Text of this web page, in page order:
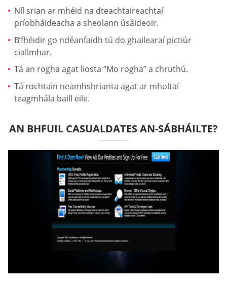
Níl srian ar mhéid na dteachtaireachtaí
príobháideacha a sheolann úsáideoir.
B’fhéidir go ndéanfaidh tú do ghailearaí pictiúr
ciallmhar.
Tá an rogha agat liosta “Mo rogha” a chruthú.
Tá rochtain neamhshrianta agat ar mholtaí
teagmhála baill eile.
AN BHFUIL СASUALDATES AN-SÁBHÁILTE?